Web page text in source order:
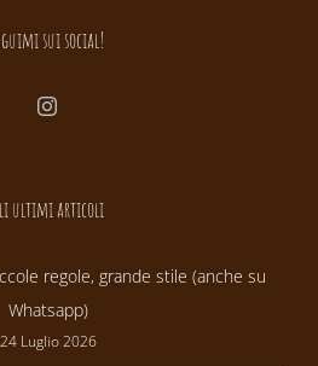
sui social!
ultimi articoli
regole, grande stile (anche su
Whatsapp)
24 Luglio 2026